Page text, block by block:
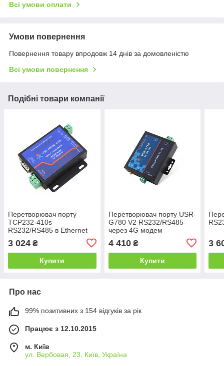
Всі умови оплати
Умови повернення
Повернення товару впродовж 14 днів за домовленістю
Всі умови повернення
Подібні товари компанії
Перетворювач порту
TCP232-410s
RS232/RS485 в Ethernet
3 024 ₴
Купити
Перетворювач порту USR-
G780 V2 RS232/RS485
через 4G модем
4 410₴
Купити
3
Про нас
99% позитивних з 154 відгуків за рік
Працює з 12.10.2015
м. Київ
ул. Вербовая, 23, Київ, Україна